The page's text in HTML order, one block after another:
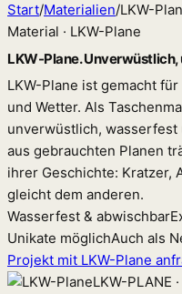
Start/Materialien/LKW-
Material · LKW-Plane
LKW-Plane.
LKW-Plane ist gemacht
und Wetter. Als
unverwüstlich, wasserfest
aus gebrauchten Planen
ihrer Geschichte: Kratzer,
gleicht dem anderen.
Wasserfest & abwischbar
Unikate möglichAuch als
Projekt mit LKW-Plane
LKW-PLANE